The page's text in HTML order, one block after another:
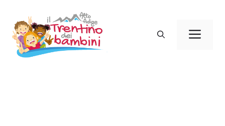
contenuto